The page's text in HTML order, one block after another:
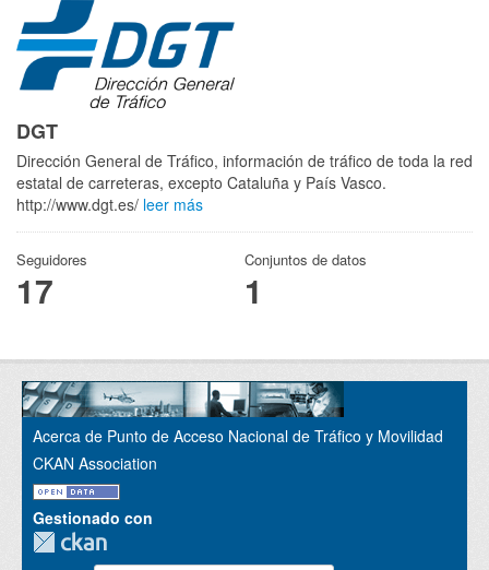
DGT
Dirección General de Tráfico, información de tráfico de toda la red
estatal de carreteras, excepto Cataluña y País Vasco.
http://www.dgt.es/ leer más
Seguidores
17
Conjuntos de datos
1
Acerca de Punto de Acceso Nacional de Tráfico y Movilidad
CKAN Association
Gestionado con